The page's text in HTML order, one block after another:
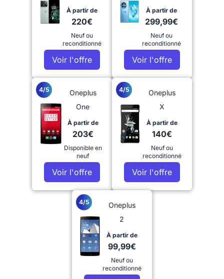
À partir de
220€
Neuf ou
reconditionné
Voir l'offre
À partir de
299,99€
Neuf ou
reconditionné
Voir l'offre
4/5
Oneplus
One
À partir de
203€
Disponible en
neuf
Voir l'offre
4/5
Oneplus
X
À partir de
140€
Neuf ou
reconditionné
Voir l'offre
4/5
Oneplus
2
À partir de
99,99€
Neuf ou
reconditionné